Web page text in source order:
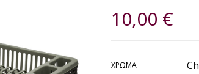
10,00 €
ΧΡΏΜΑ